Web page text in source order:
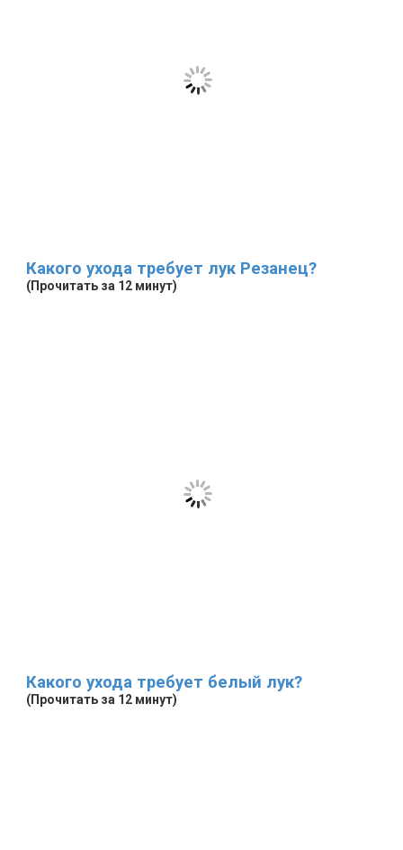
Какого ухода требует лук Резанец?
(Прочитать за 12 минут)
Какого ухода требует белый лук?
(Прочитать за 12 минут)